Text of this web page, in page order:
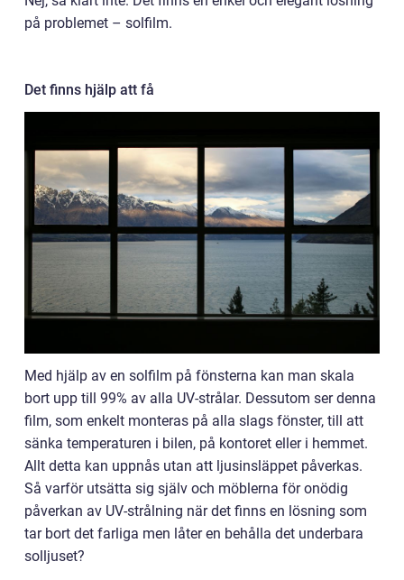
på problemet – solfilm.
Det finns hjälp att få
Med hjälp av en solfilm på fönsterna kan man skala
bort upp till 99% av alla UV-strålar. Dessutom ser denna
film, som enkelt monteras på alla slags fönster, till att
sänka temperaturen i bilen, på kontoret eller i hemmet.
Allt detta kan uppnås utan att ljusinsläppet påverkas.
Så varför utsätta sig själv och möblerna för onödig
påverkan av UV-strålning när det finns en lösning som
tar bort det farliga men låter en behålla det underbara
solljuset?